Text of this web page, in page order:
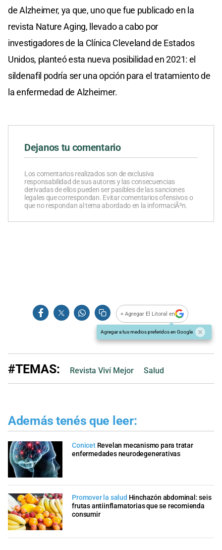
de Alzheimer, ya que, uno que fue publicado en la
revista Nature Aging, llevado a cabo por
investigadores de la Clínica Cleveland de Estados
Unidos, planteó esta nueva posibilidad en 2021: el
sildenafil podría ser una opción para el tratamiento de
la enfermedad de Alzheimer.
Dejanos tu comentario
Los comentarios realizados son de exclusiva
responsabilidad de sus autores y las consecuencias
derivadas de ellos pueden ser pasibles de las sanciones
legales que correspondan. Evitar comentarios ofensivos o
que no respondan al tema abordado en la informaciÃ³n.
+ Agregar El Litoral en
Agregar a tus medios preferidos en Google
#TEMAS: Revista Viví Mejor Salud
Además tenés que leer:
Conicet Revelan mecanismo para tratar
enfermedades neurodegenerativas
Promover la salud Hinchazón abdominal: seis
frutas antiinflamatorias que se recomienda
consumir